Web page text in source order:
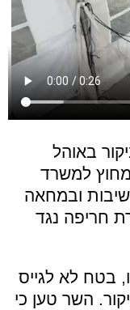
באוהל
למשרד
ובמחאה
חריפה נגד
בטח לא לגייס
השר טען כי